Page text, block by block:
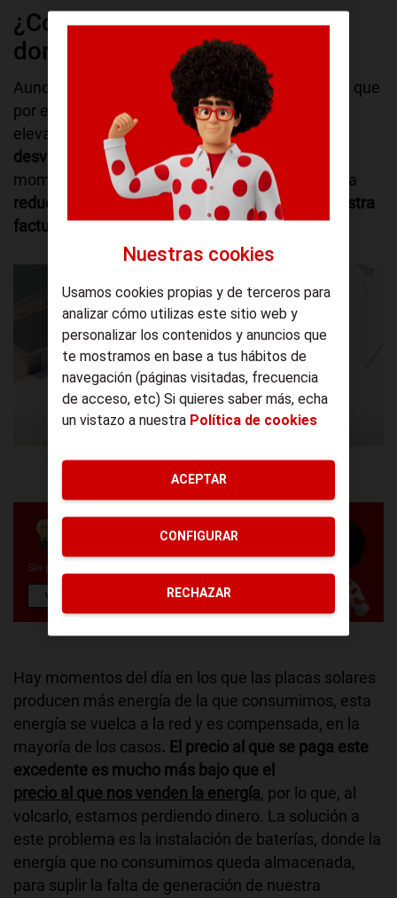
¿Cómo funciona una batería
doméstica?
Aunque se trata de una inversión importante, ya que
por el momento el precio de estas es bastante
elevado, a la larga puede ser lasolución para
desvincularse de la redeléctrica, aunque por el
momento esto no es posible. Su uso nos ayuda a
reducir el consumo de electricidad y reducir nuestra
factura de la luz.
Cargando el coche con los paneles solares. Imagen de Tesla
Hay momentos del día en los que las placas solares
producen más energía de la que consumimos, esta
energía se vuelca a la red y es compensada, en la
mayoría de los casos. El precio al que se paga este
excedente es mucho más bajo que el
precio al que nos venden la energía, por lo que, al
volcarlo, estamos perdiendo dinero. La solución a
este problema es la instalación de baterías, donde la
energía que no consumimos queda almacenada,
para suplir la falta de generación de nuestra
Nuestras cookies
Usamos cookies propias y de terceros para
analizar cómo utilizas este sitio web y
personalizar los contenidos y anuncios que
te mostramos en base a tus hábitos de
navegación (páginas visitadas, frecuencia
de acceso, etc) Si quieres saber más, echa
un vistazo a nuestra Política de cookies
RECHAZAR
ACEPTAR
CONFIGURAR